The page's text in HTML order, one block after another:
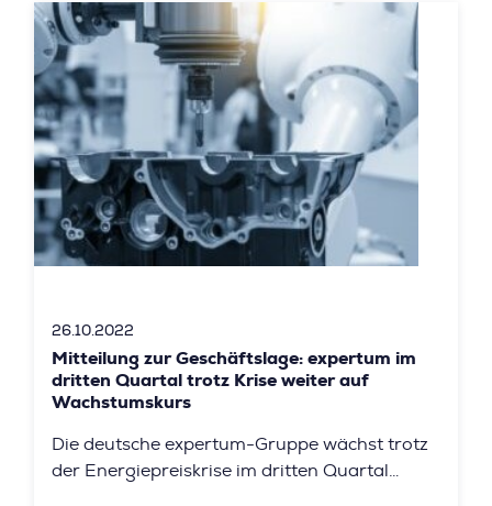
26.10.2022
Mitteilung zur Geschäftslage: expertum im
dritten Quartal trotz Krise weiter auf
Wachstumskurs
Die deutsche expertum-Gruppe wächst trotz
der Energiepreiskrise im dritten Quartal